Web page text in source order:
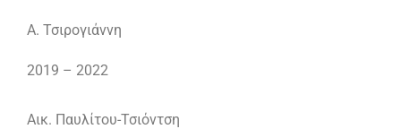
Α. Τσιρογιάννη
2019 – 2022
Αικ. Παυλίτου-Τσιόντση